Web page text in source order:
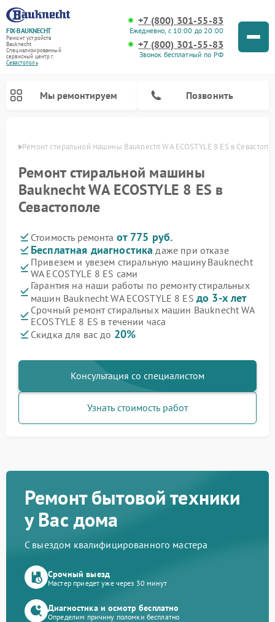
FIX-BAUKNECHT
Ремонт устройств
Bauknecht
Специализированный
cервисный центр г.
Севастополь
+7 (800) 301-55-83
Ежедневно, с 10:00 до 20:00
+7 (800) 301-55-83
Звонок бесплатный по РФ
Мы ремонтируем Позвонить
Ремонт стиральной машины Bauknecht WA ECOSTYLE 8 ES в
Ремонт стиральной машины
Bauknecht WA ECOSTYLE 8 ES в
Севастополе
Стоимость ремонта от 775 руб.
Бесплатная диагностика даже при отказе
Привезем и увезем стиральную машину Bauknecht
WA ECOSTYLE 8 ES сами
Гарантия на наши работы по ремонту стиральных
машин Bauknecht WA ECOSTYLE 8 ES до 3-х лет
Срочный ремонт стиральных машин Bauknecht WA
ECOSTYLE 8 ES в течении часа
Скидка для вас до 20%
Консультация со специалистом
Узнать стоимость работ
Ремонт бытовой техники
у Вас дома
С выездом квалифицированного мастера
Срочный выезд
Мастер приедет уже через 30 минут
Диагностика и осмотр бесплатно
Определим причину поломки бесплатно